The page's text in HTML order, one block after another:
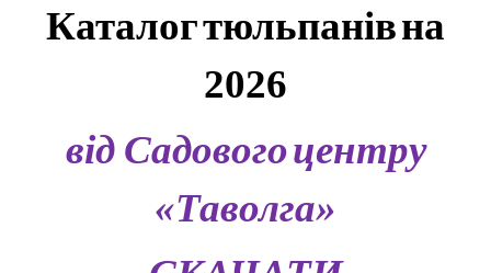
Каталогтюльпанівна
2026
від Садовогоцентру
«Таволга»